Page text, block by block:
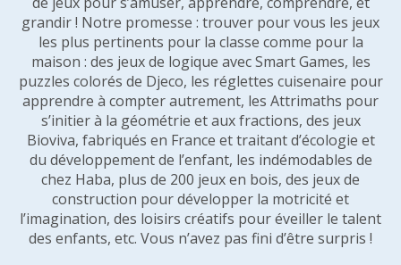
grandir ! Notre promesse : trouver pour vous les jeux
les plus pertinents pour la classe comme pour la
maison : des jeux de logique avec Smart Games, les
puzzles colorés de Djeco, les réglettes cuisenaire pour
apprendre à compter autrement, les Attrimaths pour
s’initier à la géométrie et aux fractions, des jeux
Bioviva, fabriqués en France et traitant d’écologie et
du développement de l’enfant, les indémodables de
chez Haba, plus de 200 jeux en bois, des jeux de
construction pour développer la motricité et
l’imagination, des loisirs créatifs pour éveiller le talent
des enfants, etc. Vous n’avez pas fini d’être surpris !